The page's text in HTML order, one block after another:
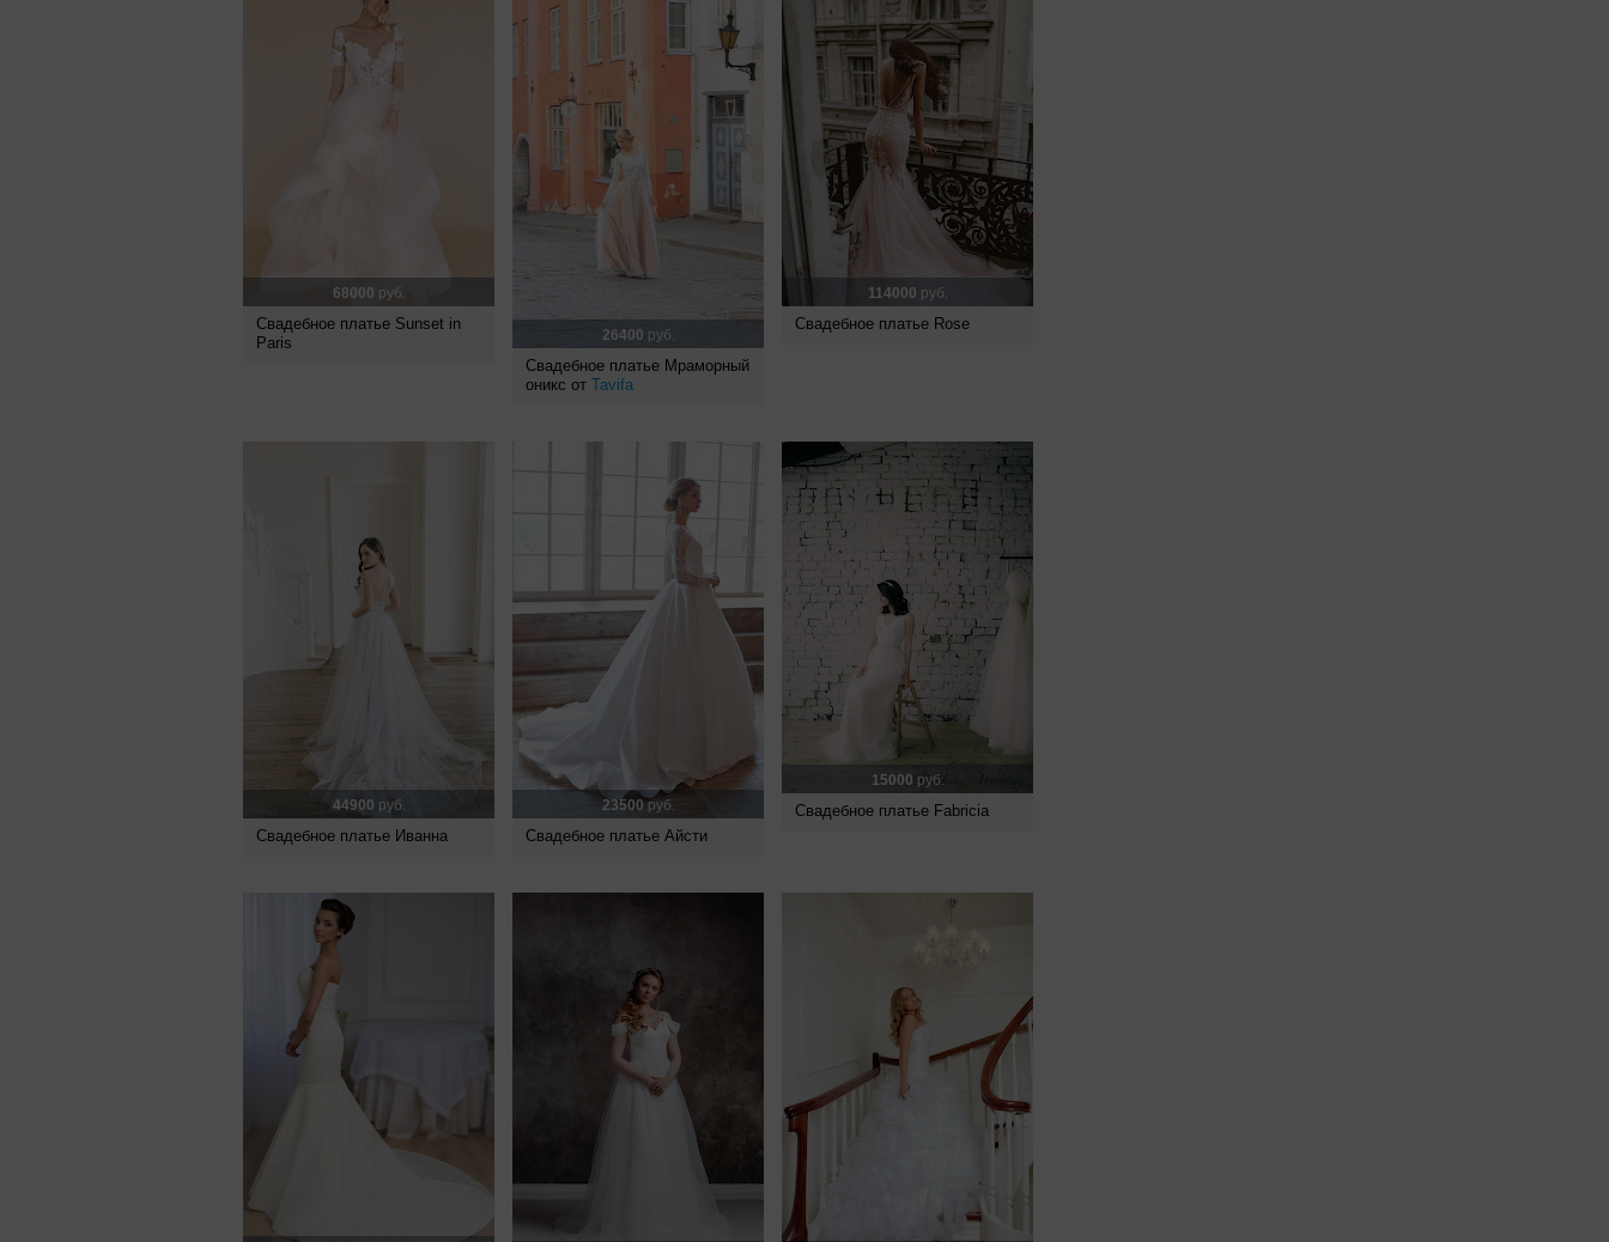
68000 руб.
Свадебное платье Sunset in
Paris
26400 руб.
Свадебное платье Мраморный
оникс от Tavifa
114000 руб.
Свадебное платье Rose
44900 руб.
Свадебное платье Иванна
23500 руб.
Свадебное платье Айсти
15000 руб.
Свадебное платье Fabricia